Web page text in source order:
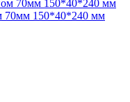
70мм 150*40*240 мм